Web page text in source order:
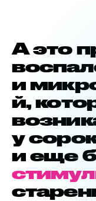
А это
и
й,
у
и еще